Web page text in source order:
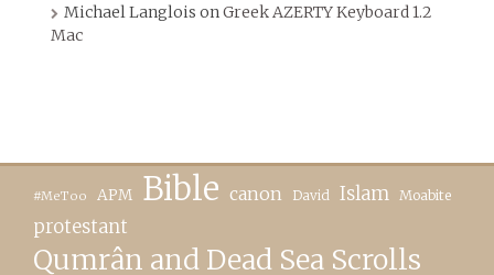
Michael Langlois onGreek AZERTY Keyboard 1.2
Mac
#MeToo APM Bible canon David Islam Moabite
protestant
Qumrân and Dead Sea Scrolls